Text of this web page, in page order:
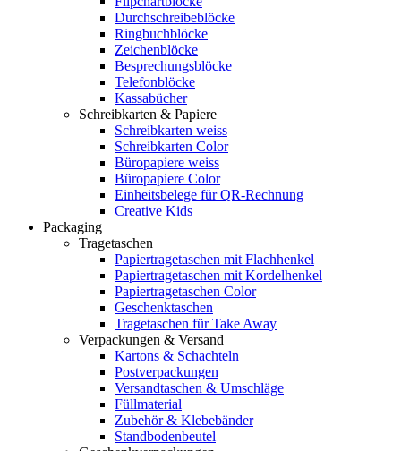
Durchschreibeblöcke
Ringbuchblöcke
Zeichenblöcke
Besprechungsblöcke
Telefonblöcke
Kassabücher
Schreibkarten & Papiere
Schreibkarten weiss
Schreibkarten Color
Büropapiere weiss
Büropapiere Color
Einheitsbelege für QR-Rechnung
Creative Kids
Packaging
Tragetaschen
Papiertragetaschen mit Flachhenkel
Papiertragetaschen mit Kordelhenkel
Papiertragetaschen Color
Geschenktaschen
Tragetaschen für Take Away
Verpackungen & Versand
Kartons & Schachteln
Postverpackungen
Versandtaschen & Umschläge
Füllmaterial
Zubehör & Klebebänder
Standbodenbeutel